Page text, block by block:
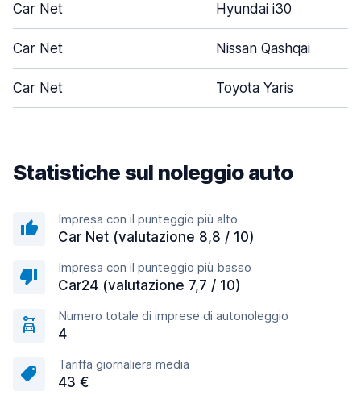
Car Net Hyundai i30
Car Net Nissan Qashqai
Car Net Toyota Yaris
Statistiche sul noleggio auto
Impresa con il punteggio più alto
Car Net (valutazione 8,8 / 10)
Impresa con il punteggio più basso
Car24 (valutazione 7,7 / 10)
Numero totale di imprese di autonoleggio
4
Tariffa giornaliera media
43 €